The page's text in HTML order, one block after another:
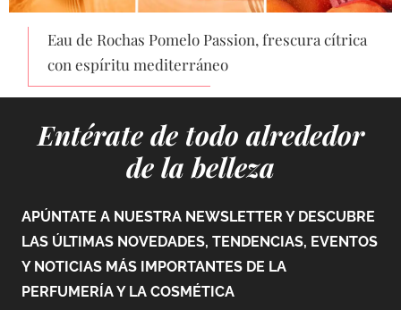
Eau de Rochas Pomelo Passion, frescura cítrica
con espíritu mediterráneo
Entérate de todo alrededor
de la belleza
APÚNTATE A NUESTRA NEWSLETTER Y DESCUBRE
LAS ÚLTIMAS NOVEDADES, TENDENCIAS, EVENTOS
Y NOTICIAS MÁS IMPORTANTES DE LA
PERFUMERÍA Y LA COSMÉTICA